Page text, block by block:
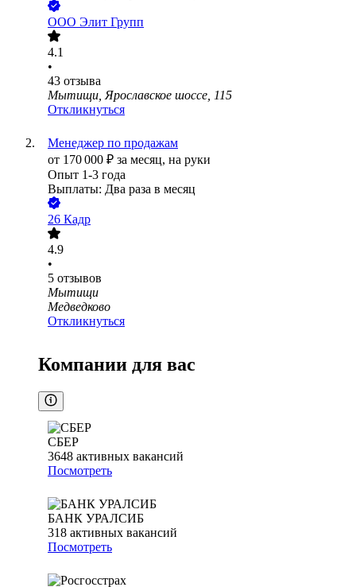
ООО Элит Групп
4.1
•
43 отзыва
Мытищи, Ярославское шоссе, 115
Откликнуться
Менеджер по продажам
от 170 000 ₽ за месяц, на руки
Опыт 1-3 года
Выплаты: Два раза в месяц
26 Кадр
4.9
•
5 отзывов
Мытищи
Медведково
Откликнуться
Компании для вас
СБЕР
3648 активных вакансий
Посмотреть
БАНК УРАЛСИБ
318 активных вакансий
Посмотреть